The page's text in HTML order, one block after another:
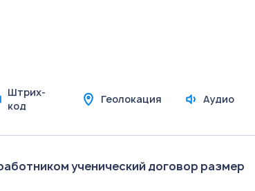
Штрих-
код
Геолокация Аудио
ученический договор размер